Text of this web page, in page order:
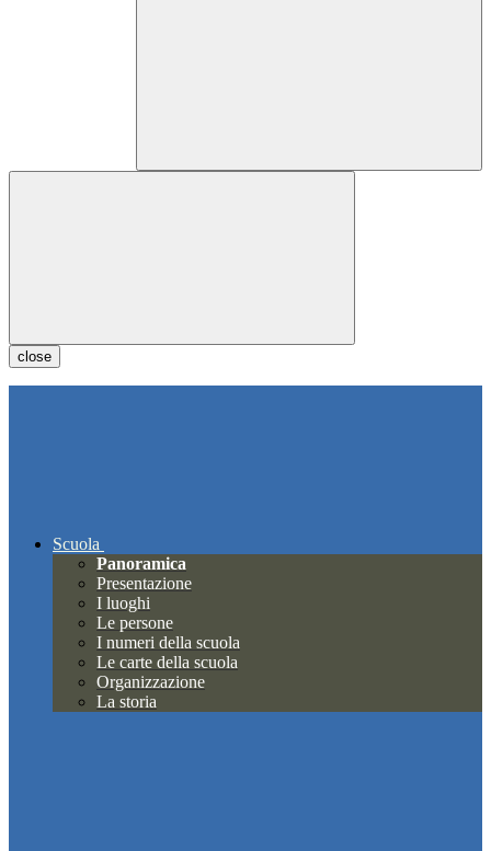
close
Scuola
Panoramica
Presentazione
I luoghi
Le persone
I numeri della scuola
Le carte della scuola
Organizzazione
La storia